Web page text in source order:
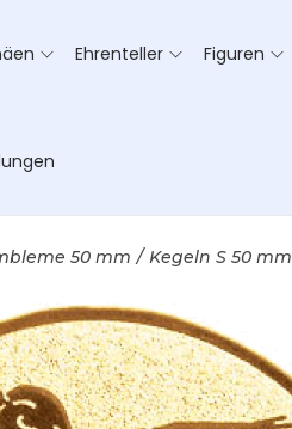
Ehrenteller Figuren
50 mm / Kegeln S 50 mm